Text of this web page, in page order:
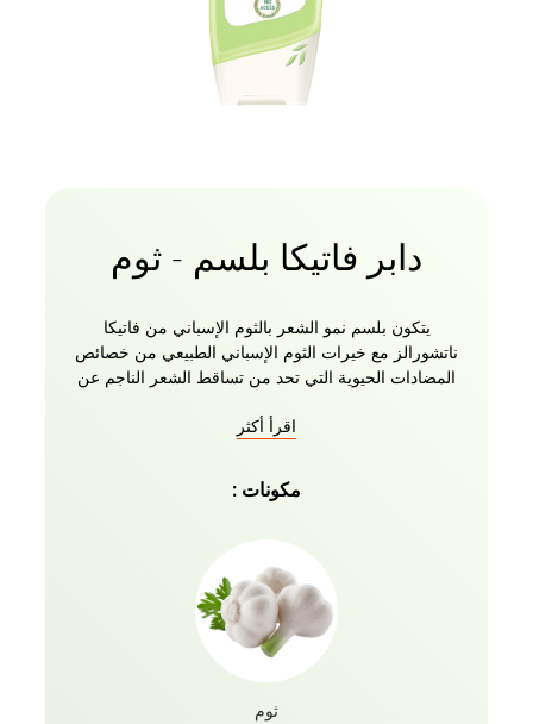
دابر فاتيكا بلسم - ثوم
يتكون بلسم نمو الشعر بالثوم الإسباني من فاتيكا
ناتشورالز مع خيرات الثوم الإسباني الطبيعي من خصائص
المضادات الحيوية التي تحد من تساقط الشعر الناجم عن
والنساء المخصب بزيوت فاتيكا الأساسية ووصفته العشبية
الشعر ورحب بشعر صحي مع بلسم الثوم من فاتيكا
ناتشورالز الذي يحفز البصيلات الخاملة على فروة رأسك
الشعر الطبيعي بالثوم الإسباني من فاتيكا ناتشورالز!
اقرأ أكثر
مكونات :
ثوم